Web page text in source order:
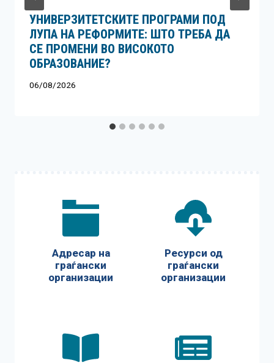
УНИВЕРЗИТЕТСКИТЕ ПРОГРАМИ ПОД
ЛУПА НА РЕФОРМИТЕ: ШТО ТРЕБА ДА
СЕ ПРОМЕНИ ВО ВИСОКОТО
ОБРАЗОВАНИЕ?
06/08/2026
Адресар на
граѓански
организации
Ресурси од
граѓански
организации